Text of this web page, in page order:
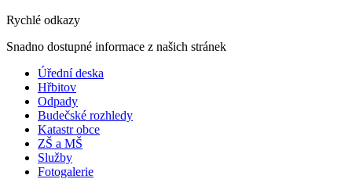
Rychlé odkazy
Snadno dostupné informace z našich stránek
Úřední deska
Hřbitov
Odpady
Budečské rozhledy
Katastr obce
ZŠ a MŠ
Služby
Fotogalerie